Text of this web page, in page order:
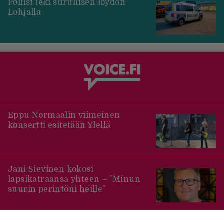
Lohjalla
Eppu Normaalin viimeinen
konsertti esitetään Ylellä
Jani Sievinen kokosi
lapsikatraansa yhteen – ”Minun
suurin perintöni heille”